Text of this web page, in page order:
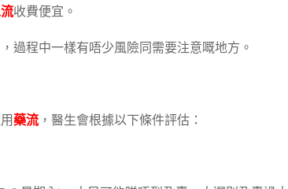
收費便宜。
過程中一樣有唔少風險同需要注意嘅地方。
藥流 ，醫生會根據以下條件評估：